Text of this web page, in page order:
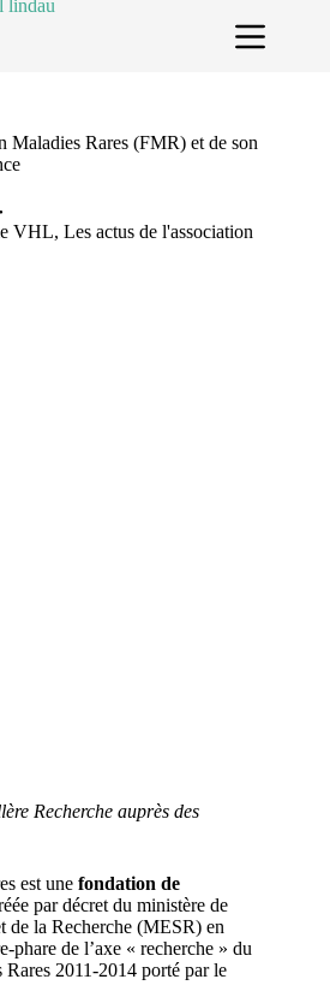
Maladies Rares (FMR) et de son
VHL, Les actus de l'association
Recherche auprès des
est une fondation de
par décret du ministère de
de la Recherche (MESR) en
phare de l’axe « recherche » du
2011-2014 porté par le